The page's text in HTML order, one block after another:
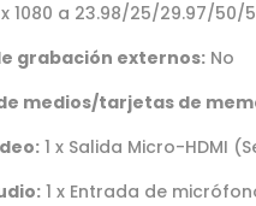
1080 a 23.98/25/29.97/50/
grabación externos: No
medios/tarjetas de
1 x Salida Micro-HDMI
1 x Entrada de